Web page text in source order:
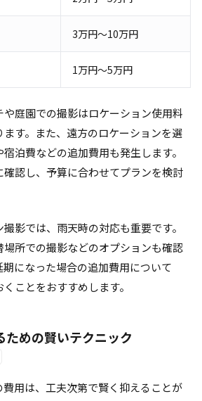
3万円～10万円
1万円～5万円
庭園での撮影はロケーション使用料
す。また、遠方のロケーションを選
泊費などの追加費用も発生します。
確認し、予算に合わせてプランを検討
影では、雨天時の対応も重要です。
所での撮影などのオプションも確認
期になった場合の追加費用について
ことをおすすめします。
ための賢いテクニック
用は、工夫次第で賢く抑えることが